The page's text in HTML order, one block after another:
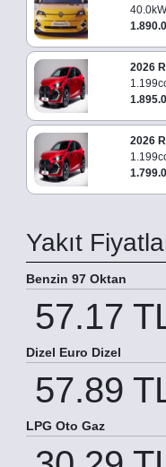
2026
2026
Yakıt
Benzin 97 Oktan
57.17
Dizel Euro Dizel
57.89
LPG Oto Gaz